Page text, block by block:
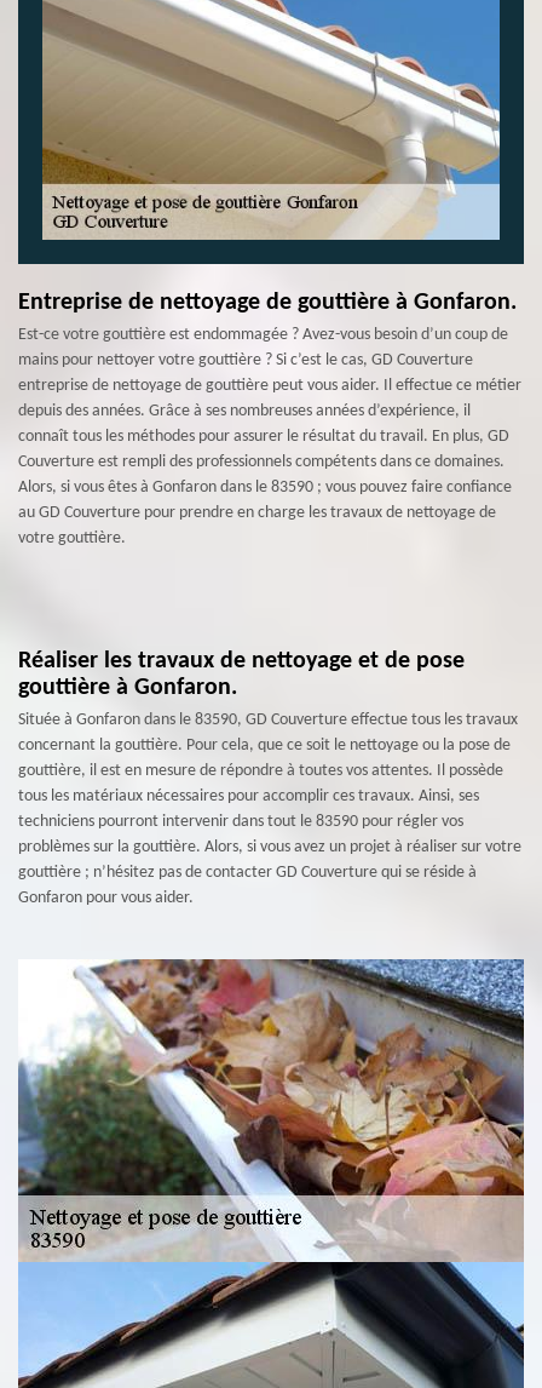
Entreprise de nettoyage de gouttière à Gonfaron.
Est-ce votre gouttière est endommagée ? Avez-vous besoin d’un coup de
mains pour nettoyer votre gouttière ? Si c’est le cas, GD Couverture
entreprise de nettoyage de gouttière peut vous aider. Il effectue ce métier
depuis des années. Grâce à ses nombreuses années d’expérience, il
connaît tous les méthodes pour assurer le résultat du travail. En plus, GD
Couverture est rempli des professionnels compétents dans ce domaines.
Alors, si vous êtes à Gonfaron dans le 83590 ; vous pouvez faire confiance
au GD Couverture pour prendre en charge les travaux de nettoyage de
votre gouttière.
Réaliser les travaux de nettoyage et de pose
gouttière à Gonfaron.
Située à Gonfaron dans le 83590, GD Couverture effectue tous les travaux
concernant la gouttière. Pour cela, que ce soit le nettoyage ou la pose de
gouttière, il est en mesure de répondre à toutes vos attentes. Il possède
tous les matériaux nécessaires pour accomplir ces travaux. Ainsi, ses
techniciens pourront intervenir dans tout le 83590 pour régler vos
problèmes sur la gouttière. Alors, si vous avez un projet à réaliser sur votre
gouttière ; n’hésitez pas de contacter GD Couverture qui se réside à
Gonfaron pour vous aider.